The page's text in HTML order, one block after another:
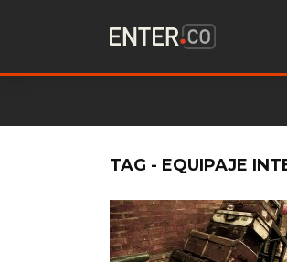
TAG - EQUIPAJE